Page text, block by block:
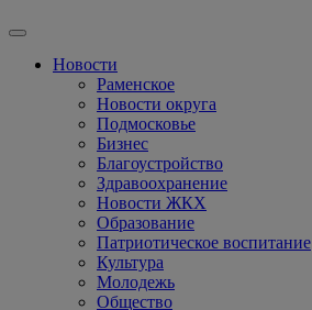
Новости
Раменское
Новости округа
Подмосковье
Бизнес
Благоустройство
Здравоохранение
Новости ЖКХ
Образование
Патриотическое воспитание
Культура
Молодежь
Общество